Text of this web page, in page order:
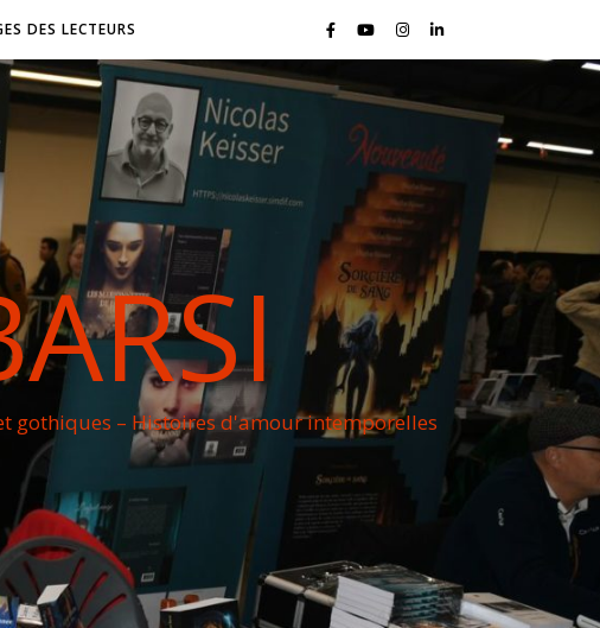
DES LECTEURS
gothiques – Histoires d'amour intemporelles